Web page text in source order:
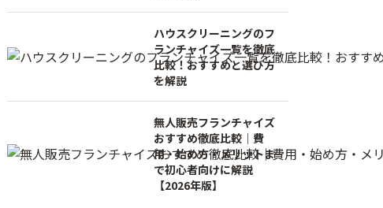
ハウスクリーニングのフ
ランチャイズ一覧を徹底
比較！おすすめと選び方
を解説
無人販売フランチャイズ
おすすめ徹底比較｜費
用・始め方・メリットま
で初心者向けに解説
【2026年版】